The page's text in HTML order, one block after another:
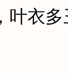
衣多